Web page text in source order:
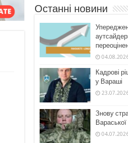
Останні новини
Кадрові
у Вараші
Знову